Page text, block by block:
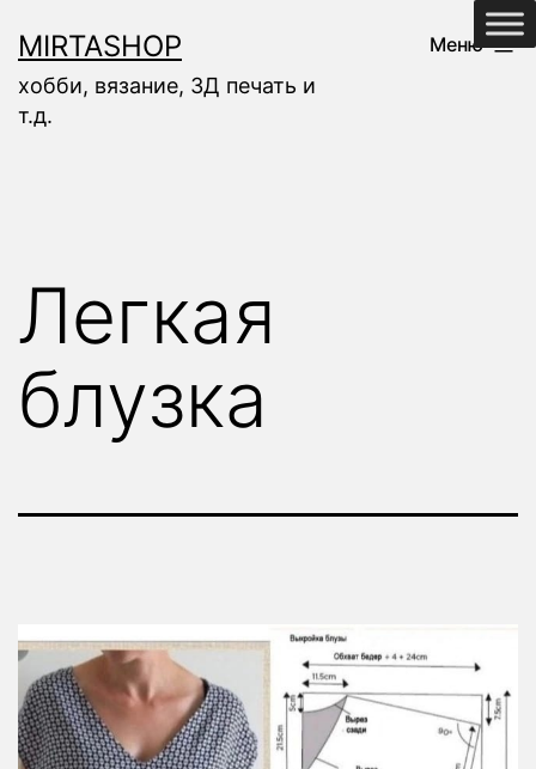
содержимому
MIRTASHOP
хобби, вязание, 3Д печать и
т.д.
Меню
Легкая
блузка